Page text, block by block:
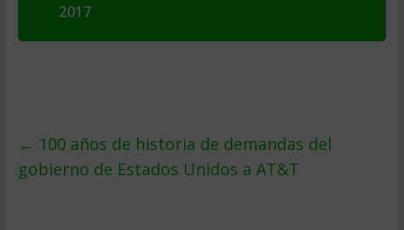
2017
← 100 años de historia de demandas del
gobierno de Estados Unidos a AT&T